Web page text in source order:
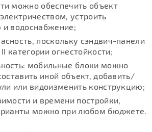
можно обеспечить объект
устроить
и водоснабжение;
поскольку сэндвич-панели
категории огнестойкости;
мобильные блоки можно
иной объект, добавить/
или видоизменить конструкцию;
и времени постройки,
можно при любом бюджете.